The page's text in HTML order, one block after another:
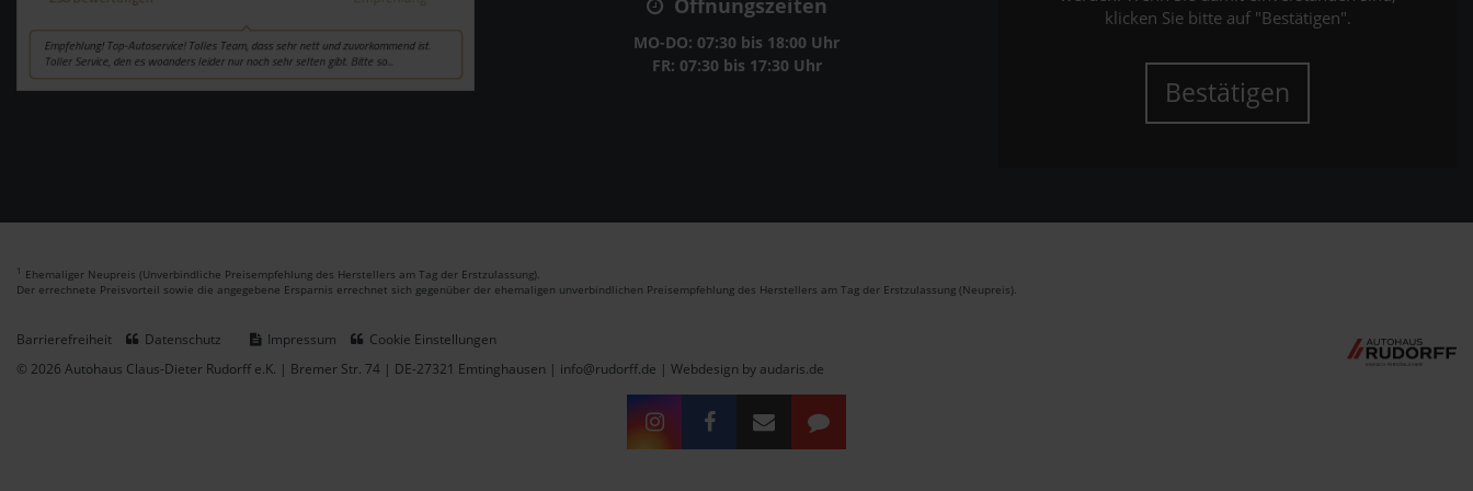
Öffnungszeiten
MO-DO: 07:30 bis 18:00 Uhr
FR: 07:30 bis 17:30 Uhr
klicken Sie bitte auf "Bestätigen".
Bestätigen
1 Ehemaliger Neupreis (Unverbindliche Preisempfehlung des Herstellers am Tag der Erstzulassung).
Der errechnete Preisvorteil sowie die angegebene Ersparnis errechnet sich gegenüber der ehemaligen unverbindlichen Preisempfehlung des Herstellers am Tag der Erstzulassung (Neupreis).
Barrierefreiheit Datenschutz Impressum
Cookie Einstellungen
© 2026 Autohaus Claus-Dieter Rudorff e.K. | Bremer Str. 74 | DE-27321 Emtinghausen | info@rudorff.de | Webdesign by audaris.de